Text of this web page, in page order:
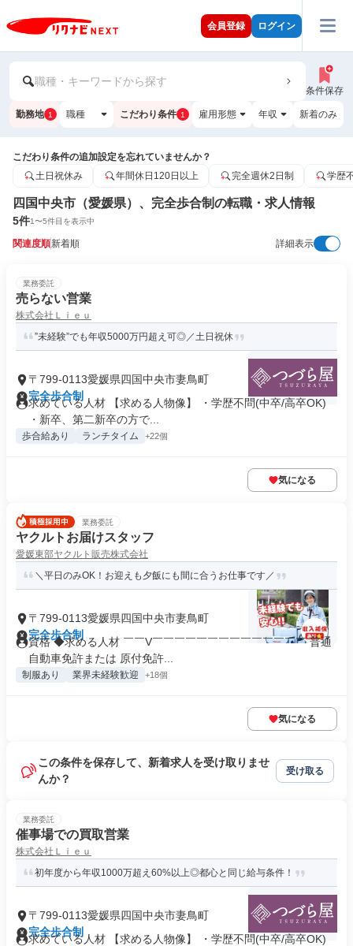
会員登録 ログイン
職種・キーワードから探す
条件保存
勤務地 1 職種 こだわり条件 1 雇用形態 年収 新着のみ
こだわり条件の追加設定を忘れていませんか？
土日祝休み
年間休日120日以上 完全週休2日制 学歴
四国中央市（愛媛県）、完全歩合制の転職・求人情報
5件1〜5件目を表示中
関連度順新着順 詳細表示
業務委託
売らない営業
株式会社Ｌｉｅｕ
”未経験”でも年収5000万円超え可◎／土日祝休
〒799-0113愛媛県四国中央市妻鳥町
完全歩合制
求めている人材 【求める人物像】 ・学歴不問(中卒/高卒OK)
・新卒、第二新卒の方で...
歩合給あり ランチタイム +22個
気になる
業務委託
ヤクルトお届けスタッフ
愛媛東部ヤクルト販売株式会社
＼平日のみOK！お迎えも夕飯にも間に合うお仕事です／
〒799-0113愛媛県四国中央市妻鳥町
完全歩合制
資格 ◆求める人材 ￣￣V￣￣￣￣￣￣￣￣￣￣￣￣￣￣ 普通
自動車免許または 原付免許...
制服あり 業界未経験歓迎 +18個
気になる
この条件を保存して、新着求人を受け取りませ
んか？
受け取る
業務委託
催事場での買取営業
株式会社Ｌｉｅｕ
初年度から年収1000万超え60%以上◎都心と同じ給与条件！
〒799-0113愛媛県四国中央市妻鳥町
完全歩合制
求めている人材 【求める人物像】 ・学歴不問(中卒/高卒OK)